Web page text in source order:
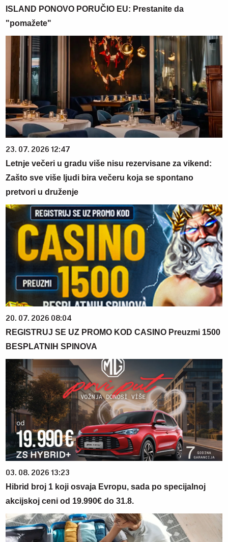
ISLAND PONOVO PORUČIO EU: Prestanite da
"pomažete"
23. 07. 2026 12:47
Letnje večeri u gradu više nisu rezervisane za vikend:
Zašto sve više ljudi bira večeru koja se spontano
pretvori u druženje
20. 07. 2026 08:04
REGISTRUJ SE UZ PROMO KOD CASINO Preuzmi 1500
BESPLATNIH SPINOVA
03. 08. 2026 13:23
Hibrid broj 1 koji osvaja Evropu, sada po specijalnoj
akcijskoj ceni od 19.990€ do 31.8.